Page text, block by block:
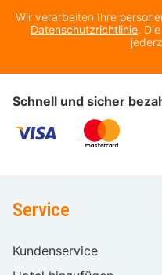
Wir verarbeiten Ihre
Datenschutzrichtlinie.
Schnell und sicher
Service
Kundenservice